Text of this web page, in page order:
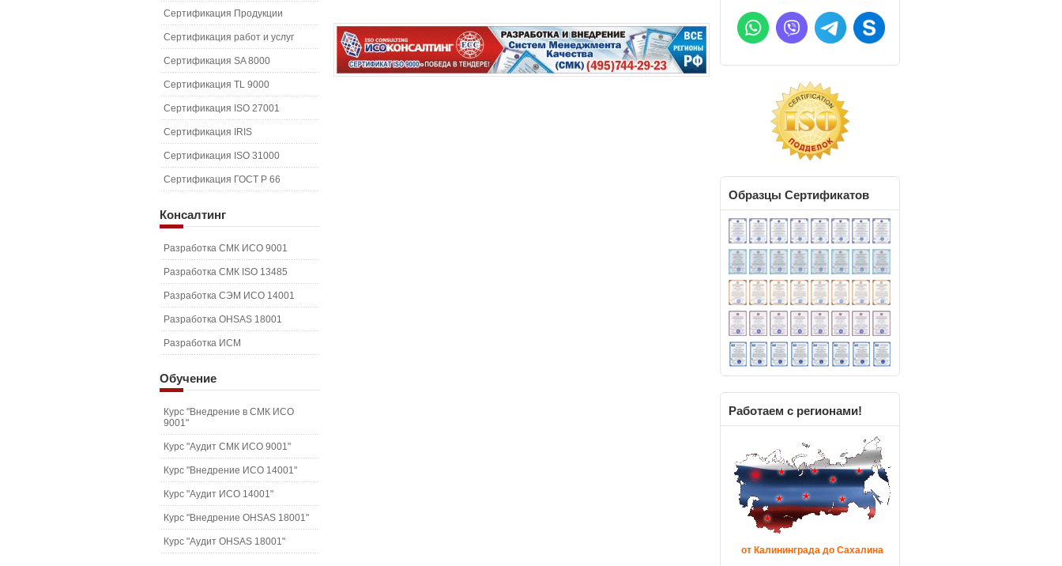
Сертификация Продукции
Сертификация работ и услуг
Сертификация SA 8000
Сертификация TL 9000
Сертификация ISO 27001
Сертификация IRIS
Сертификация ISO 31000
Сертификация ГОСТ Р 66
Консалтинг
Разработка СМК ИСО 9001
Разработка СМК ISO 13485
Разработка СЭМ ИСО 14001
Разработка OHSAS 18001
Разработка ИСМ
Обучение
Курс "Внедрение в СМК ИСО
9001"
Курс "Аудит СМК ИСО 9001"
Курс "Внедрение ИСО 14001"
Курс "Аудит ИСО 14001"
Курс "Внедрение OHSAS 18001"
Курс "Аудит OHSAS 18001"
Образцы Сертификатов
Работаем с регионами!
от Калининграда до Сахалина